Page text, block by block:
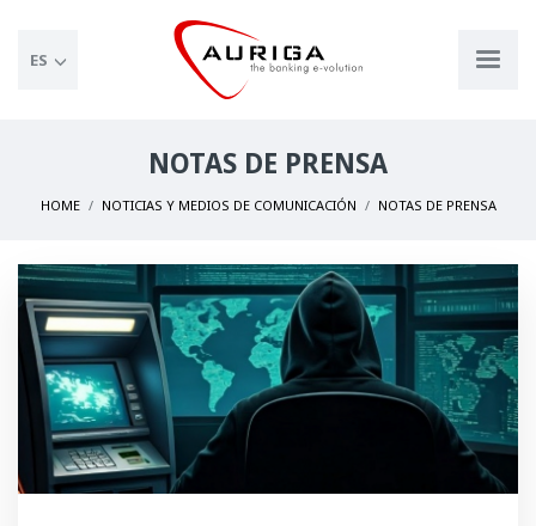
ES
NOTAS DE PRENSA
HOME NOTICIAS Y MEDIOS DE COMUNICACIÓN NOTAS DE PRENSA